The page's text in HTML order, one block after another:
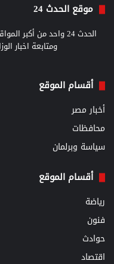
موقع الحدث 24
الحدث 24 واحد من
ومتابعة اخبار
أقسام الموقع
أخبار مصر
محافظات
سياسة وبرلمان
أقسام الموقع
رياضة
فنون
حوادث
اقتصاد